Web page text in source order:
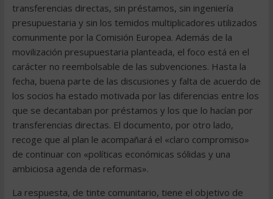
transferencias directas, sin préstamos, sin ingeniería
presupuestaria y sin los temidos multiplicadores utilizados
comunmente por la Comisión Europea. Además de la
movilización presupuestaria planteada, el foco está en el
carácter no reembolsable de las subvenciones. Hasta la
fecha, buena parte de las discusiones y falta de acuerdo de
los socios ha estado motivada por las diferencias entre los
que se decantaban por préstamos y los que lo hacían por
transferencias directas. El documento, por otro lado,
recoge que al plan le acompañará el «claro compromiso»
de continuar con «políticas económicas sólidas y una
ambiciosa agenda de reformas».
La respuesta, de tinte comunitario, tiene el objetivo de